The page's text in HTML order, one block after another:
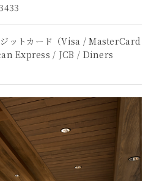
ットカード（Visa / MasterCard
Express / JCB / Diners